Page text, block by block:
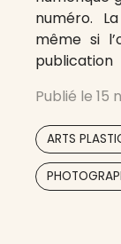
numéro.
même si
des
libres,
des
Publié le 15
ARTS